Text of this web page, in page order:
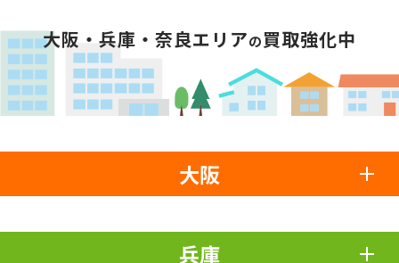
大阪・兵庫・奈良エリアの買取強化中
大阪
兵庫